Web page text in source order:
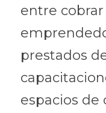
entre cobrar
prestados
espacios de